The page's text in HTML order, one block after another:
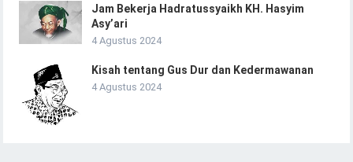
Jam Bekerja Hadratussyaikh KH. Hasyim
Asy’ari
4 Agustus 2024
Kisah tentang Gus Dur dan Kedermawanan
4 Agustus 2024